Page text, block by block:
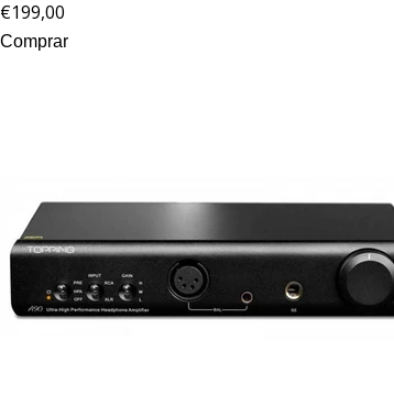
€199,00
Comprar